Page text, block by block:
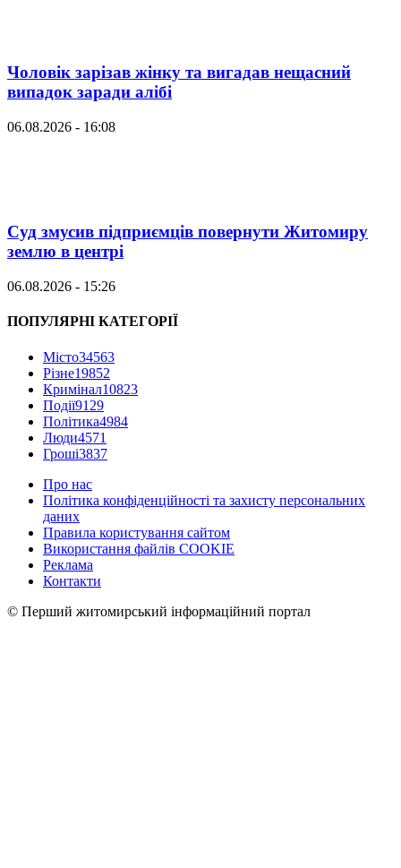
Чоловік зарізав жінку та вигадав нещасний
випадок заради алібі
06.08.2026 - 16:08
Суд змусив підприємців повернути Житомиру
землю в центрі
06.08.2026 - 15:26
ПОПУЛЯРНІ КАТЕГОРІЇ
Місто34563
Різне19852
Кримінал10823
Події9129
Політика4984
Люди4571
Гроші3837
Про нас
Політика конфіденційності та захисту персональних
даних
Правила користування сайтом
Використання файлів COOKIE
Реклама
Контакти
© Перший житомирський інформаційний портал